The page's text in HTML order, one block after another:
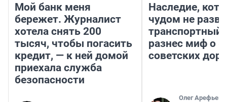
Мой банк меня
бережет. Журналист
хотела снять 200
тысяч, чтобы погасить
кредит, — к ней домой
приехала служба
безопасности
Наследие,
чудом не
транспортный
разнес миф о
советских
Олег Арефьев